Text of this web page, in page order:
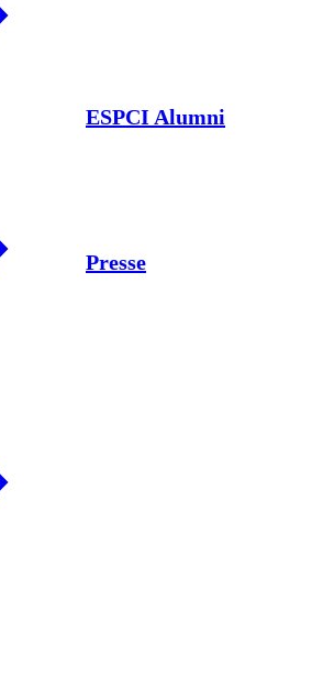
ESPCI Alumni
Presse